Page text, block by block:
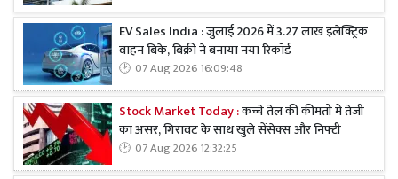
EV Sales India : जुलाई 2026 में 3.27 लाख इलेक्ट्रिक
वाहन बिके, बिक्री ने बनाया नया रिकॉर्ड
07 Aug 2026 16:09:48
Stock Market Today :कच्चे तेल की कीमतों में तेजी
का असर, गिरावट के साथ खुले सेंसेक्स और निफ्टी
07 Aug 2026 12:32:25